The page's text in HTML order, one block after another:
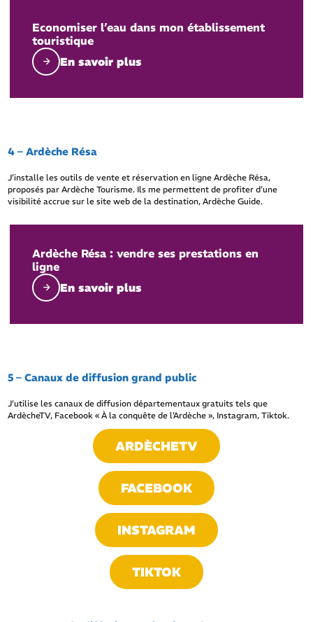
Economiser l’eau dans mon établissement
touristique
En savoir plus
4 – Ardèche Résa
J’installe les outils de vente et réservation en ligne Ardèche Résa,
proposés par Ardèche Tourisme. Ils me permettent de profiter d’une
visibilité accrue sur le site web de la destination, Ardèche Guide.
Ardèche Résa : vendre ses prestations en
ligne
En savoir plus
5 – Canaux de diffusion grand public
J’utilise les canaux de diffusion départementaux gratuits tels que
ArdècheTV, Facebook « À la conquête de l’Ardèche », Instagram, Tiktok.
ARDÈCHETV
FACEBOOK
INSTAGRAM
TIKTOK